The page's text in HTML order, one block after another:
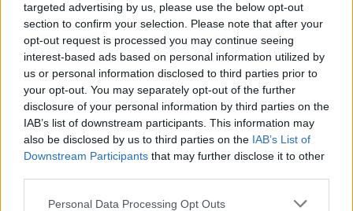
targeted advertising by us, please use the below opt-out
section to confirm your selection. Please note that after your
opt-out request is processed you may continue seeing
interest-based ads based on personal information utilized by
us or personal information disclosed to third parties prior to
your opt-out. You may separately opt-out of the further
disclosure of your personal information by third parties on the
IAB’s list of downstream participants. This information may
also be disclosed by us to third parties on the IAB’s List of
Downstream Participants that may further disclose it to other
Please note that this website/app uses one or more Google
Personal Data Processing Opt Outs